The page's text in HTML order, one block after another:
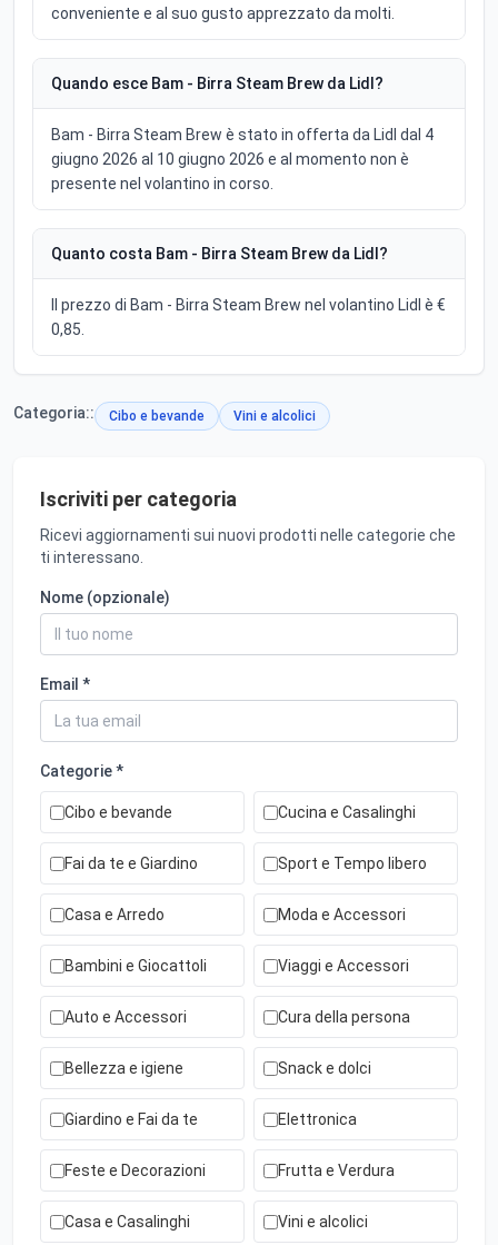
conveniente e al suo gusto apprezzato da molti.
Quando esce Bam - Birra Steam Brew da Lidl?
Bam - Birra Steam Brew è stato in offerta da Lidl dal 4
giugno 2026 al 10 giugno 2026 e al momento non è
presente nel volantino in corso.
Quanto costa Bam - Birra Steam Brew da Lidl?
Il prezzo di Bam - Birra Steam Brew nel volantino Lidl è €
0,85.
Categoria:: Cibo e bevande Vini e alcolici
Iscriviti per categoria
Ricevi aggiornamenti sui nuovi prodotti nelle categorie che
ti interessano.
Nome (opzionale)
Email *
Categorie *
Cibo e bevande Cucina e Casalinghi
Fai da te e Giardino Sport e Tempo libero
Casa e Arredo Moda e Accessori
Bambini e Giocattoli Viaggi e Accessori
Auto e Accessori Cura della persona
Bellezza e igiene Snack e dolci
Giardino e Fai da te Elettronica
Feste e Decorazioni Frutta e Verdura
Casa e Casalinghi Vini e alcolici